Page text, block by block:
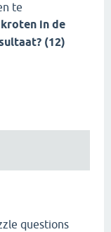
te
in de
(12)
questions